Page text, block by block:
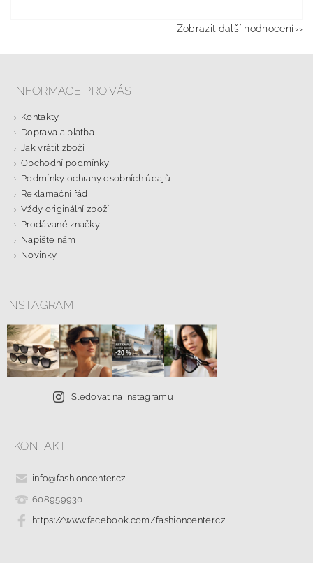
Zobrazit další hodnocení
INFORMACE PRO VÁS
Kontakty
Doprava a platba
Jak vrátit zboží
Obchodní podmínky
Podmínky ochrany osobních údajů
Reklamační řád
Vždy originální zboží
Prodávané značky
Napište nám
Novinky
INSTAGRAM
Sledovat na Instagramu
KONTAKT
info@fashioncenter.cz
608959930
https://www.facebook.com/fashioncenter.cz